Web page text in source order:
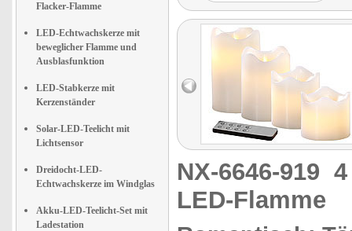
Flacker-Flamme
LED-Echtwachskerze mit
beweglicher Flamme und
Ausblasfunktion
LED-Stabkerze mit
Kerzenständer
Solar-LED-Teelicht mit
Lichtsensor
Dreidocht-LED-
Echtwachskerze im Windglas
Akku-LED-Teelicht-Set mit
Ladestation
Kerzen."
NX-6646-919
LED-Flamme